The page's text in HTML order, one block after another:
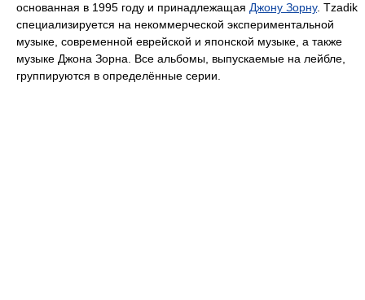
основанная в 1995 году и принадлежащая Джону Зорну. Tzadik
специализируется на некоммерческой экспериментальной
музыке, современной еврейской и японской музыке, а также
музыке Джона Зорна. Все альбомы, выпускаемые на лейбле,
группируются в определённые серии.